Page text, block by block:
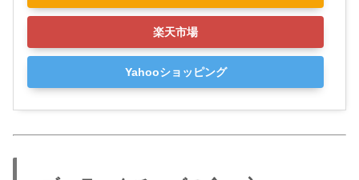
楽天市場
Yahooショッピング